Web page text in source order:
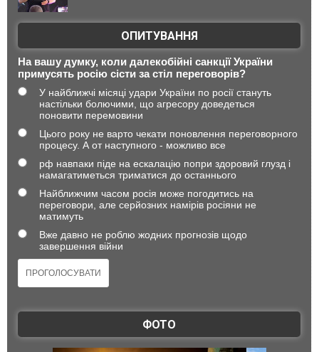
ОПИТУВАННЯ
На вашу думку, коли далекобійні санкції України
примусять росію сісти за стіл переговорів?
У найближчі місяці удари України по росії стануть
настільки болючими, що агресору доведеться
поновити перемовини
Цього року не варто чекати поновлення переговорного
процесу. А от наступного - можливо все
рф навпаки піде на ескалацію попри здоровий глузд і
намагатиметься триматися до останнього
Найближчим часом росія може погодитись на
переговори, але серйозних намірів росіяни не
матимуть
Вже давно не роблю жодних прогнозів щодо
завершення війни
ФОТО